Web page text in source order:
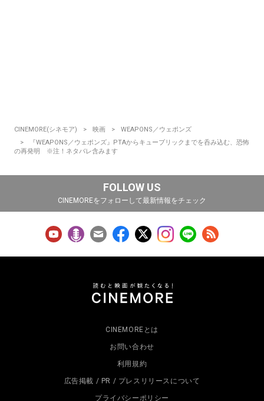
CINEMORE(シネモア) 映画
WEAPONS／ウェポンズ
『WEAPONS／ウェポンズ』PTAからキューブリックまでを呑み込む、恐怖
の再発明 ※注！ネタバレ含みます
FOLLOW US
CINEMOREをフォローして最新情報をチェック
CINEMOREとは
お問い合わせ
利用規約
広告掲載 / PR / プレスリリースについて
プライバシーポリシー